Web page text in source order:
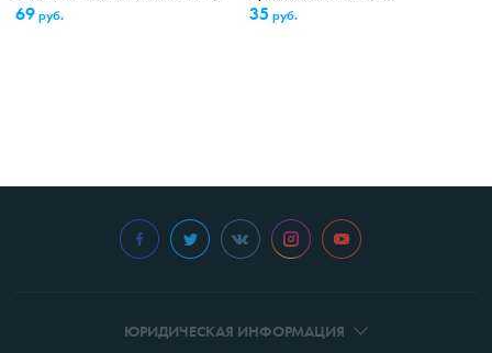
69руб. 35 руб.
ЮРИДИЧЕСКАЯ ИНФОРМАЦИЯ